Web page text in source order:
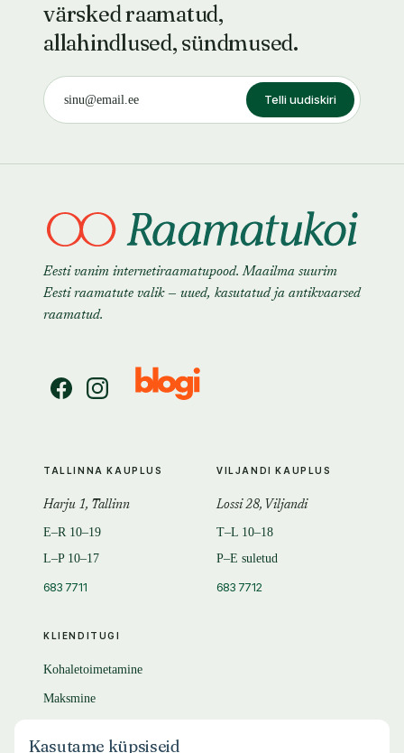
värsked raamatud,
allahindlused, sündmused.
Telli uudiskiri
Eesti vanim internetiraamatupood. Maailma suurim
Eesti raamatute valik — uued, kasutatud ja antikvaarsed
raamatud.
KLIENDITUGI
Kohaletoimetamine
Maksmine
TALLINNA KAUPLUS
Harju 1, Tallinn
E–R 10–19
L–P 10–17
683 7711
VILJANDI KAUPLUS
Lossi 28, Viljandi
T–L 10–18
P–E suletud
683 7712
Kasutame küpsiseid